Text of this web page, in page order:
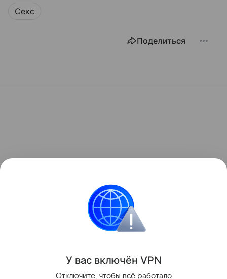
Секс
Поделиться
У вас включён VPN
Отключите, чтобы всё работало